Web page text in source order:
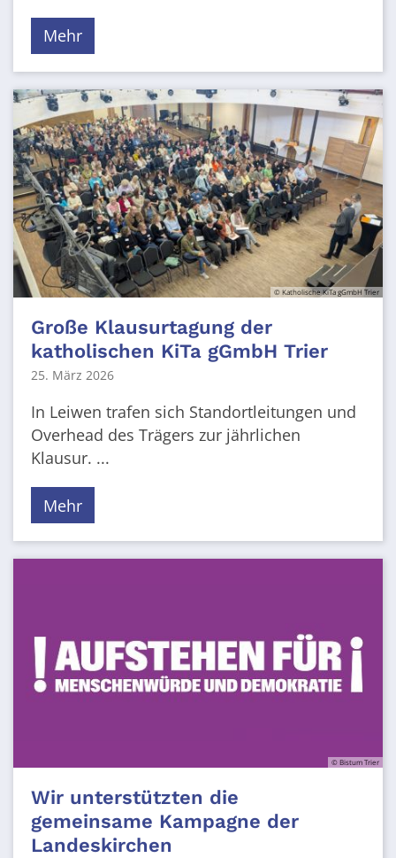
Mehr
© Katholische KiTa gGmbH Trier
Große Klausurtagung der
katholischen KiTa gGmbH Trier
25. März 2026
In Leiwen trafen sich Standortleitungen und
Overhead des Trägers zur jährlichen
Klausur. ...
Mehr
© Bistum Trier
Wir unterstützten die
gemeinsame Kampagne der
Landeskirchen